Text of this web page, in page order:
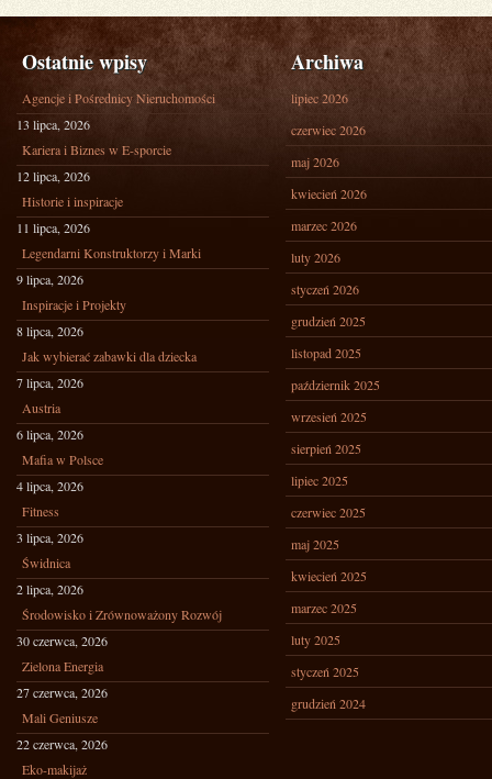
Ostatnie wpisy
Agencje i Pośrednicy Nieruchomości
13 lipca, 2026
Kariera i Biznes w E-sporcie
12 lipca, 2026
Historie i inspiracje
11 lipca, 2026
Legendarni Konstruktorzy i Marki
9 lipca, 2026
Inspiracje i Projekty
8 lipca, 2026
Jak wybierać zabawki dla dziecka
7 lipca, 2026
Austria
6 lipca, 2026
Mafia w Polsce
4 lipca, 2026
Fitness
3 lipca, 2026
Świdnica
2 lipca, 2026
Środowisko i Zrównoważony Rozwój
30 czerwca, 2026
Zielona Energia
27 czerwca, 2026
Mali Geniusze
22 czerwca, 2026
Eko-makijaż
Archiwa
lipiec 2026
czerwiec 2026
maj 2026
kwiecień 2026
marzec 2026
luty 2026
styczeń 2026
grudzień 2025
listopad 2025
październik 2025
wrzesień 2025
sierpień 2025
lipiec 2025
czerwiec 2025
maj 2025
kwiecień 2025
marzec 2025
luty 2025
styczeń 2025
grudzień 2024